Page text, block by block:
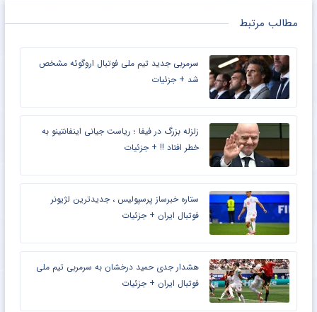
مطالب مرتبط
سرمربی جدید تیم ملی فوتبال اروگوئه مشخص
شد + جزئیات
زلزله بزرگ در فیفا ؛ ریاست جیانی اینفانتینو به
خطر افتاد !! + جزئیات
ستاره خبرساز پرسپولیس ، جدیدترین لژیونر
فوتبال ایران + جزئیات
هشدار جدی حمید درخشان به سرمربی تیم ملی
فوتبال ایران + جزئیات